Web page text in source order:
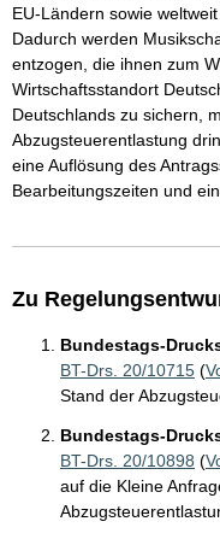
EU-Ländern sowie
Dadurch werden
entzogen, die ihnen zum
Wirtschaftsstandort
Deutschlands zu sichern,
Abzugsteuerentlastung
eine Auflösung des
Bearbeitungszeiten und
Zu
Bundestags-
BT-Drs. 20/10715 (
Stand der
Bundestags-
BT-Drs. 20/10898 (
auf die Kleine